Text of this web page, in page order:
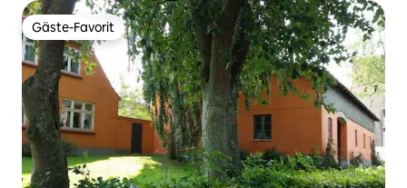
Gäste-Favorit
Gäste-Favorit